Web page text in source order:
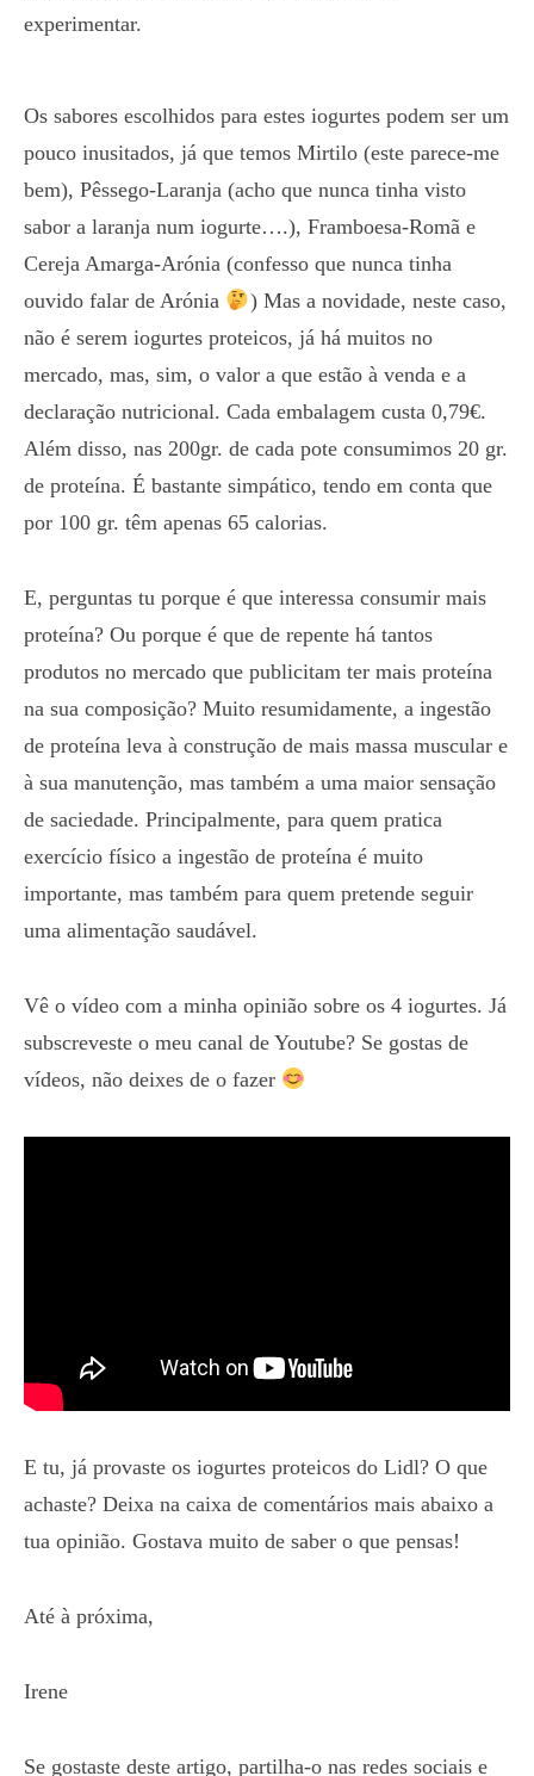
experimentar.
Os sabores escolhidos para estes iogurtes podem ser um
pouco inusitados, já que temos Mirtilo (este parece-me
bem), Pêssego-Laranja (acho que nunca tinha visto
sabor a laranja num iogurte….), Framboesa-Romã e
Cereja Amarga-Arónia (confesso que nunca tinha
ouvido falar de Arónia
) Mas a novidade, neste caso,
não é serem iogurtes proteicos, já há muitos no
mercado, mas, sim, o valor a que estão à venda e a
declaração nutricional. Cada embalagem custa 0,79€.
Além disso, nas 200gr. de cada pote consumimos 20 gr.
de proteína. É bastante simpático, tendo em conta que
por 100 gr. têm apenas 65 calorias.
E, perguntas tu porque é que interessa consumir mais
proteína? Ou porque é que de repente há tantos
produtos no mercado que publicitam ter mais proteína
na sua composição? Muito resumidamente, a ingestão
de proteína leva à construção de mais massa muscular e
à sua manutenção, mas também a uma maior sensação
de saciedade. Principalmente, para quem pratica
exercício físico a ingestão de proteína é muito
importante, mas também para quem pretende seguir
uma alimentação saudável.
Vê o vídeo com a minha opinião sobre os 4 iogurtes. Já
subscreveste o meu canal de Youtube? Se gostas de
vídeos, não deixes de o fazer
E tu, já provaste os iogurtes proteicos do Lidl? O que
achaste? Deixa na caixa de comentários mais abaixo a
tua opinião. Gostava muito de saber o que pensas!
Até à próxima,
Irene
Se gostaste deste artigo, partilha-o nas redes sociais e